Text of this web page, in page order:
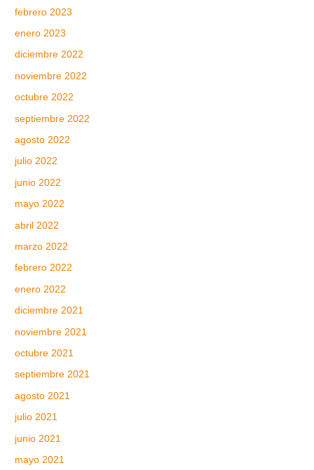
febrero 2023
enero 2023
diciembre 2022
noviembre 2022
octubre 2022
septiembre 2022
agosto 2022
julio 2022
junio 2022
mayo 2022
abril 2022
marzo 2022
febrero 2022
enero 2022
diciembre 2021
noviembre 2021
octubre 2021
septiembre 2021
agosto 2021
julio 2021
junio 2021
mayo 2021